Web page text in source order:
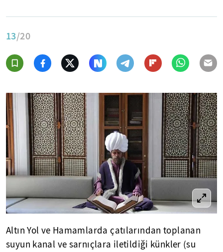
13/20
Altın Yol ve Hamamlarda çatılarından toplanan
suyun kanal ve sarnıçlara iletildiği künkler (su